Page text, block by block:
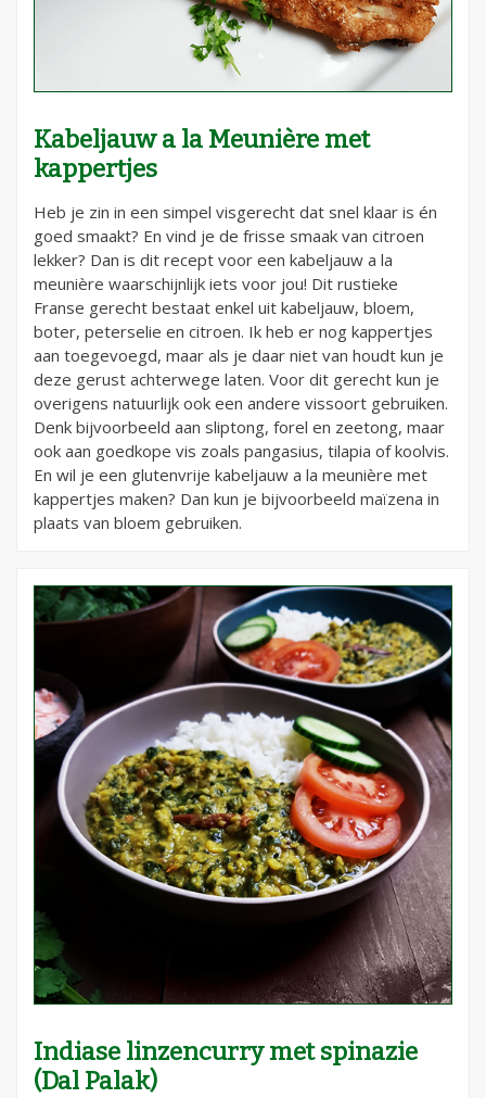
Kabeljauw a la Meunière met
kappertjes
Heb je zin in een simpel visgerecht dat snel klaar is én
goed smaakt? En vind je de frisse smaak van citroen
lekker? Dan is dit recept voor een kabeljauw a la
meunière waarschijnlijk iets voor jou! Dit rustieke
Franse gerecht bestaat enkel uit kabeljauw, bloem,
boter, peterselie en citroen. Ik heb er nog kappertjes
aan toegevoegd, maar als je daar niet van houdt kun je
deze gerust achterwege laten. Voor dit gerecht kun je
overigens natuurlijk ook een andere vissoort gebruiken.
Denk bijvoorbeeld aan sliptong, forel en zeetong, maar
ook aan goedkope vis zoals pangasius, tilapia of koolvis.
En wil je een glutenvrije kabeljauw a la meunière met
kappertjes maken? Dan kun je bijvoorbeeld maïzena in
plaats van bloem gebruiken.
Indiase linzencurry met spinazie
(Dal Palak)